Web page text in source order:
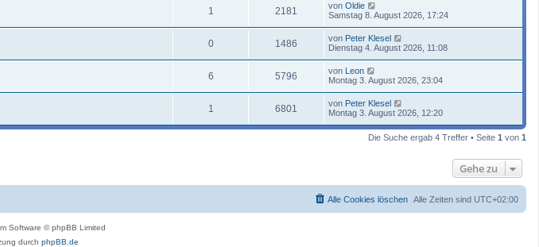
1 2181 von Oldie
Samstag 8. August 2026, 17:24
0 1486 von Peter Klesel
Dienstag 4. August 2026, 11:08
6 5796 von Leon
Montag 3. August 2026, 23:04
1 6801 von Peter Klesel
Montag 3. August 2026, 12:20
Die Suche ergab 4 Treffer • Seite 1 von 1
Gehe zu
Alle Zeiten sind UTC+02:00
Alle Cookies löschen
Software © phpBB Limited
durch phpBB.de